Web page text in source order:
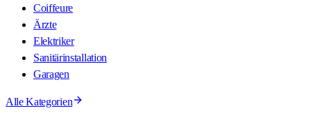
Coiffeure
Ärzte
Elektriker
Sanitärinstallation
Garagen
Alle Kategorien